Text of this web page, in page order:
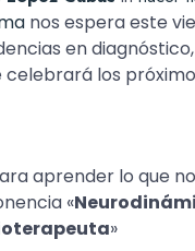
nos espera este
en
los
aprender lo que
«
»